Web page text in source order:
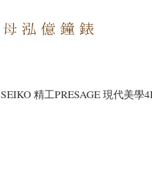
SEIKO 精工PRESAGE 現代美學